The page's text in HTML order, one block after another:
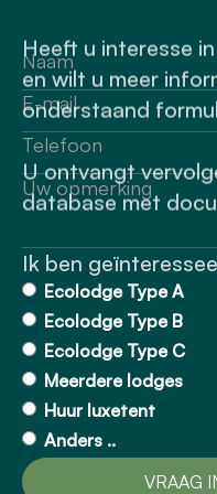
Heeft u interesse
en wilt u meer
onderstaand
U ontvangt
database met
Ik ben
Ecolodge Type A
Ecolodge Type B
Ecolodge Type C
Meerdere lodges
Huur luxetent
Anders ..